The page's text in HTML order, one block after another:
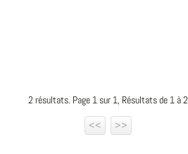
2 résultats. Page 1 sur 1, Résultats de 1 à 2
<<
>>